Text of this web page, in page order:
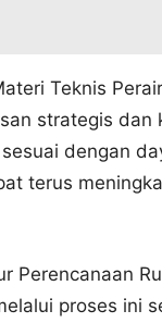
Teknis
strategis
dengan
terus
Perencanaan
proses ini